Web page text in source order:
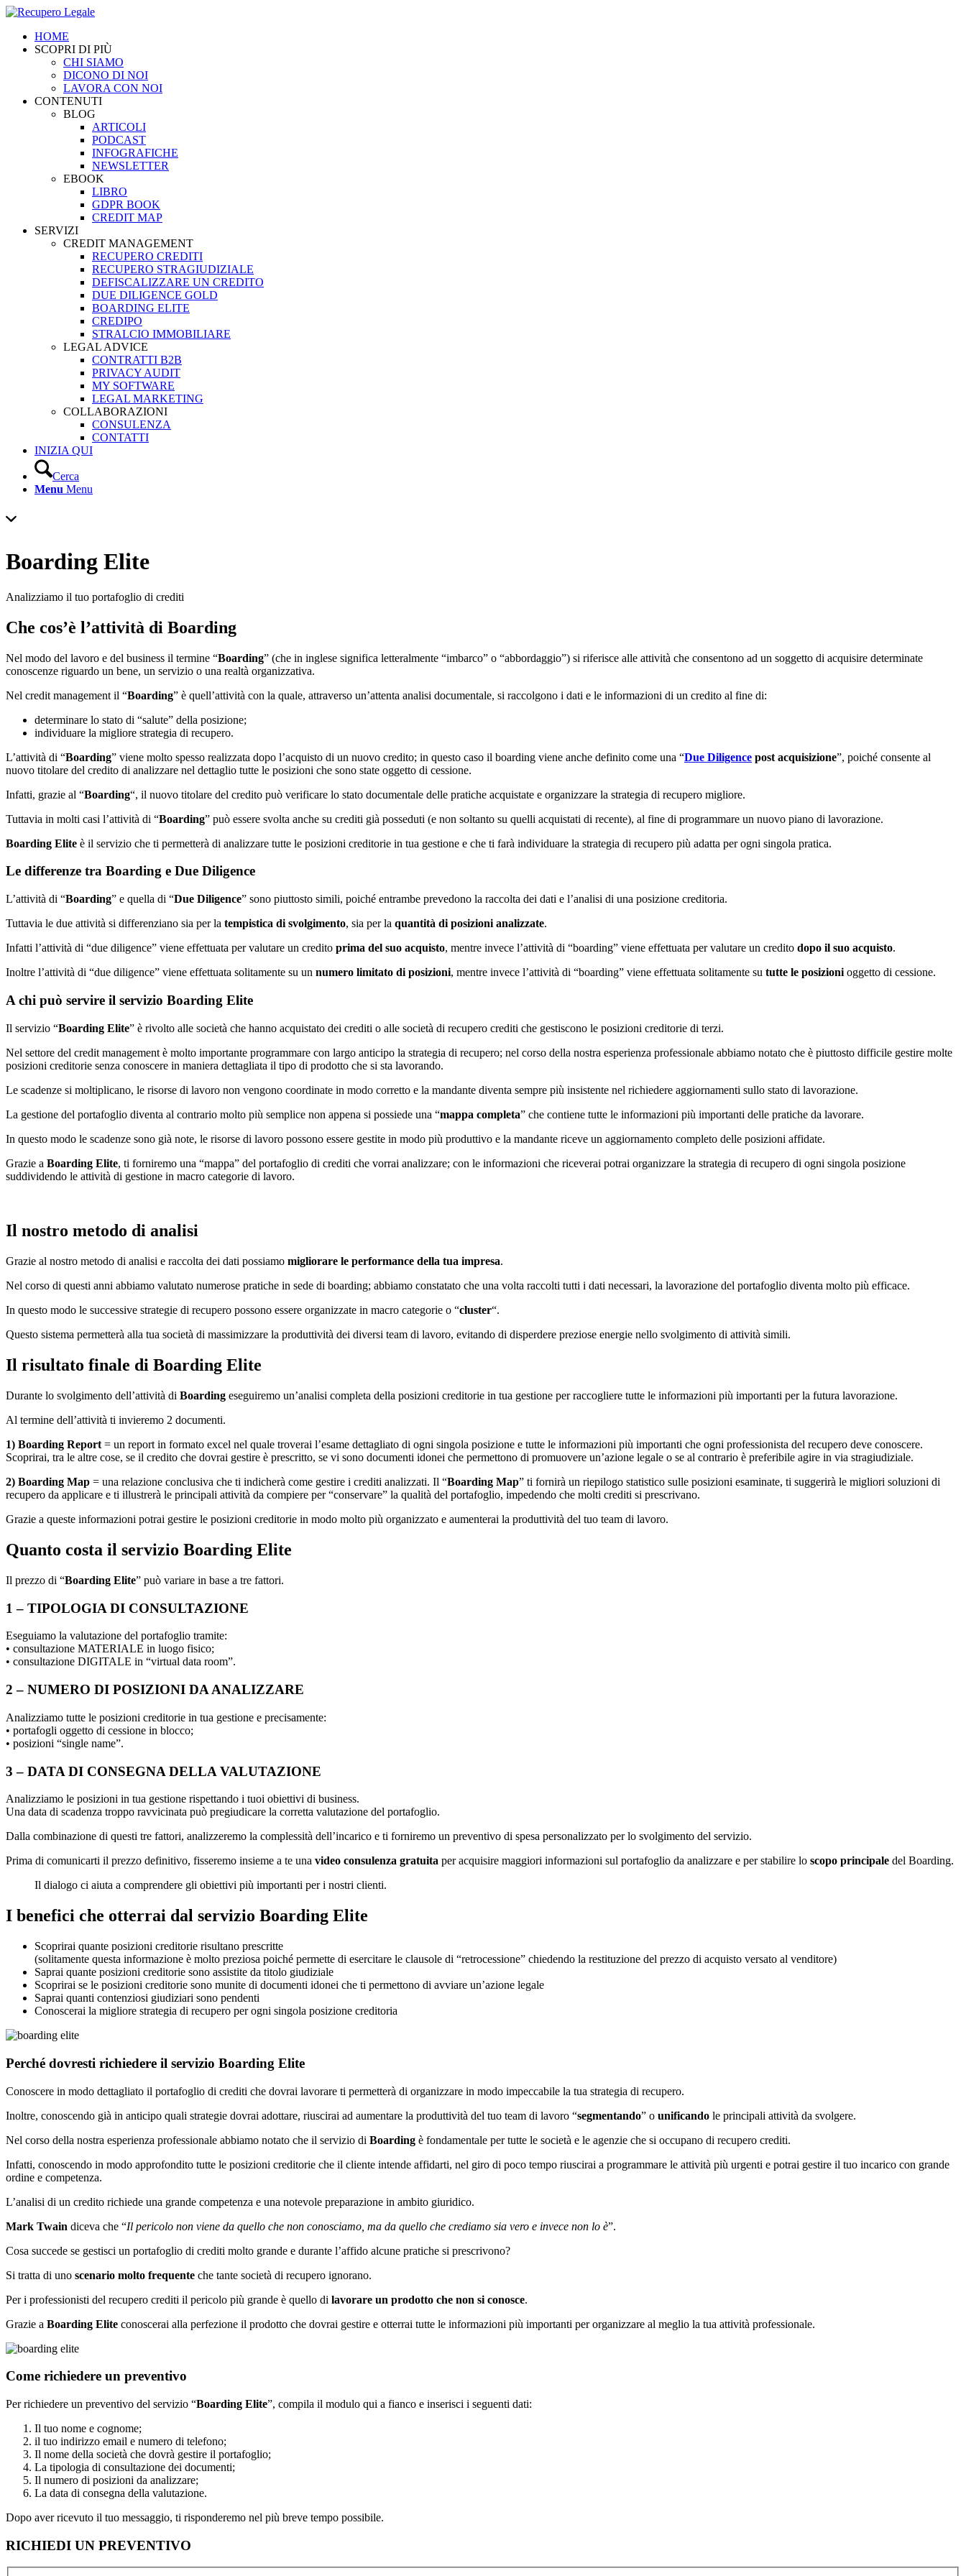
HOME
SCOPRI DI PIÙ
CHI SIAMO
DICONO DI NOI
LAVORA CON NOI
CONTENUTI
BLOG
ARTICOLI
PODCAST
INFOGRAFICHE
NEWSLETTER
EBOOK
LIBRO
GDPR BOOK
CREDIT MAP
SERVIZI
CREDIT MANAGEMENT
RECUPERO CREDITI
RECUPERO STRAGIUDIZIALE
DEFISCALIZZARE UN CREDITO
DUE DILIGENCE GOLD
BOARDING ELITE
CREDIPO
STRALCIO IMMOBILIARE
LEGAL ADVICE
CONTRATTI B2B
PRIVACY AUDIT
MY SOFTWARE
LEGAL MARKETING
COLLABORAZIONI
CONSULENZA
CONTATTI
INIZIA QUI
Cerca
Menu Menu
Boarding Elite
Analizziamo il tuo portafoglio di crediti
Che cos’è l’attività di Boarding
Nel modo del lavoro e del business il termine “Boarding” (che in inglese significa letteralmente “imbarco” o “abbordaggio”) si riferisce alle attività che consentono ad un soggetto di acquisire determinate
conoscenze riguardo un bene, un servizio o una realtà organizzativa.
Nel credit management il “Boarding” è quell’attività con la quale, attraverso un’attenta analisi documentale, si raccolgono i dati e le informazioni di un credito al fine di:
determinare lo stato di “salute” della posizione;
individuare la migliore strategia di recupero.
L’attività di “Boarding” viene molto spesso realizzata dopo l’acquisto di un nuovo credito; in questo caso il boarding viene anche definito come una “Due Diligence post acquisizione”, poiché consente al
nuovo titolare del credito di analizzare nel dettaglio tutte le posizioni che sono state oggetto di cessione.
Infatti, grazie al “Boarding“, il nuovo titolare del credito può verificare lo stato documentale delle pratiche acquistate e organizzare la strategia di recupero migliore.
Tuttavia in molti casi l’attività di “Boarding” può essere svolta anche su crediti già posseduti (e non soltanto su quelli acquistati di recente), al fine di programmare un nuovo piano di lavorazione.
Boarding Elite è il servizio che ti permetterà di analizzare tutte le posizioni creditorie in tua gestione e che ti farà individuare la strategia di recupero più adatta per ogni singola pratica.
Le differenze tra Boarding e Due Diligence
L’attività di “Boarding” e quella di “Due Diligence” sono piuttosto simili, poiché entrambe prevedono la raccolta dei dati e l’analisi di una posizione creditoria.
Tuttavia le due attività si differenziano sia per la tempistica di svolgimento, sia per la quantità di posizioni analizzate.
Infatti l’attività di “due diligence” viene effettuata per valutare un credito prima del suo acquisto, mentre invece l’attività di “boarding” viene effettuata per valutare un credito dopo il suo acquisto.
Inoltre l’attività di “due diligence” viene effettuata solitamente su un numero limitato di posizioni, mentre invece l’attività di “boarding” viene effettuata solitamente su tutte le posizioni oggetto di cessione.
A chi può servire il servizio Boarding Elite
Il servizio “Boarding Elite” è rivolto alle società che hanno acquistato dei crediti o alle società di recupero crediti che gestiscono le posizioni creditorie di terzi.
Nel settore del credit management è molto importante programmare con largo anticipo la strategia di recupero; nel corso della nostra esperienza professionale abbiamo notato che è piuttosto difficile gestire molte
posizioni creditorie senza conoscere in maniera dettagliata il tipo di prodotto che si sta lavorando.
Le scadenze si moltiplicano, le risorse di lavoro non vengono coordinate in modo corretto e la mandante diventa sempre più insistente nel richiedere aggiornamenti sullo stato di lavorazione.
La gestione del portafoglio diventa al contrario molto più semplice non appena si possiede una “mappa completa” che contiene tutte le informazioni più importanti delle pratiche da lavorare.
In questo modo le scadenze sono già note, le risorse di lavoro possono essere gestite in modo più produttivo e la mandante riceve un aggiornamento completo delle posizioni affidate.
Grazie a Boarding Elite, ti forniremo una “mappa” del portafoglio di crediti che vorrai analizzare; con le informazioni che riceverai potrai organizzare la strategia di recupero di ogni singola posizione
suddividendo le attività di gestione in macro categorie di lavoro.
Il nostro metodo di analisi
Grazie al nostro metodo di analisi e raccolta dei dati possiamo migliorare le performance della tua impresa.
Nel corso di questi anni abbiamo valutato numerose pratiche in sede di boarding; abbiamo constatato che una volta raccolti tutti i dati necessari, la lavorazione del portafoglio diventa molto più efficace.
In questo modo le successive strategie di recupero possono essere organizzate in macro categorie o “cluster“.
Questo sistema permetterà alla tua società di massimizzare la produttività dei diversi team di lavoro, evitando di disperdere preziose energie nello svolgimento di attività simili.
Il risultato finale di Boarding Elite
Durante lo svolgimento dell’attività di Boarding eseguiremo un’analisi completa della posizioni creditorie in tua gestione per raccogliere tutte le informazioni più importanti per la futura lavorazione.
Al termine dell’attività ti invieremo 2 documenti.
1) Boarding Report = un report in formato excel nel quale troverai l’esame dettagliato di ogni singola posizione e tutte le informazioni più importanti che ogni professionista del recupero deve conoscere.
Scoprirai, tra le altre cose, se il credito che dovrai gestire è prescritto, se vi sono documenti idonei che permettono di promuovere un’azione legale o se al contrario è preferibile agire in via stragiudiziale.
2) Boarding Map = una relazione conclusiva che ti indicherà come gestire i crediti analizzati. Il “Boarding Map” ti fornirà un riepilogo statistico sulle posizioni esaminate, ti suggerirà le migliori soluzioni di
recupero da applicare e ti illustrerà le principali attività da compiere per “conservare” la qualità del portafoglio, impedendo che molti crediti si prescrivano.
Grazie a queste informazioni potrai gestire le posizioni creditorie in modo molto più organizzato e aumenterai la produttività del tuo team di lavoro.
Quanto costa il servizio Boarding Elite
Il prezzo di “Boarding Elite” può variare in base a tre fattori.
1 – TIPOLOGIA DI CONSULTAZIONE
Eseguiamo la valutazione del portafoglio tramite:
• consultazione MATERIALE in luogo fisico;
• consultazione DIGITALE in “virtual data room”.
2 – NUMERO DI POSIZIONI DA ANALIZZARE
Analizziamo tutte le posizioni creditorie in tua gestione e precisamente:
• portafogli oggetto di cessione in blocco;
• posizioni “single name”.
3 – DATA DI CONSEGNA DELLA VALUTAZIONE
Analizziamo le posizioni in tua gestione rispettando i tuoi obiettivi di business.
Una data di scadenza troppo ravvicinata può pregiudicare la corretta valutazione del portafoglio.
Dalla combinazione di questi tre fattori, analizzeremo la complessità dell’incarico e ti forniremo un preventivo di spesa personalizzato per lo svolgimento del servizio.
Prima di comunicarti il prezzo definitivo, fisseremo insieme a te una video consulenza gratuita per acquisire maggiori informazioni sul portafoglio da analizzare e per stabilire lo scopo principale del Boarding.
Il dialogo ci aiuta a comprendere gli obiettivi più importanti per i nostri clienti.
I benefici che otterrai dal servizio Boarding Elite
Scoprirai quante posizioni creditorie risultano prescritte
(solitamente questa informazione è molto preziosa poiché permette di esercitare le clausole di “retrocessione” chiedendo la restituzione del prezzo di acquisto versato al venditore)
Saprai quante posizioni creditorie sono assistite da titolo giudiziale
Scoprirai se le posizioni creditorie sono munite di documenti idonei che ti permettono di avviare un’azione legale
Saprai quanti contenziosi giudiziari sono pendenti
Conoscerai la migliore strategia di recupero per ogni singola posizione creditoria
Perché dovresti richiedere il servizio Boarding Elite
Conoscere in modo dettagliato il portafoglio di crediti che dovrai lavorare ti permetterà di organizzare in modo impeccabile la tua strategia di recupero.
Inoltre, conoscendo già in anticipo quali strategie dovrai adottare, riuscirai ad aumentare la produttività del tuo team di lavoro “segmentando” o unificando le principali attività da svolgere.
Nel corso della nostra esperienza professionale abbiamo notato che il servizio di Boarding è fondamentale per tutte le società e le agenzie che si occupano di recupero crediti.
Infatti, conoscendo in modo approfondito tutte le posizioni creditorie che il cliente intende affidarti, nel giro di poco tempo riuscirai a programmare le attività più urgenti e potrai gestire il tuo incarico con grande
ordine e competenza.
L’analisi di un credito richiede una grande competenza e una notevole preparazione in ambito giuridico.
Mark Twain diceva che “Il pericolo non viene da quello che non conosciamo, ma da quello che crediamo sia vero e invece non lo è”.
Cosa succede se gestisci un portafoglio di crediti molto grande e durante l’affido alcune pratiche si prescrivono?
Si tratta di uno scenario molto frequente che tante società di recupero ignorano.
Per i professionisti del recupero crediti il pericolo più grande è quello di lavorare un prodotto che non si conosce.
Grazie a Boarding Elite conoscerai alla perfezione il prodotto che dovrai gestire e otterrai tutte le informazioni più importanti per organizzare al meglio la tua attività professionale.
Come richiedere un preventivo
Per richiedere un preventivo del servizio “Boarding Elite”, compila il modulo qui a fianco e inserisci i seguenti dati:
Il tuo nome e cognome;
il tuo indirizzo email e numero di telefono;
Il nome della società che dovrà gestire il portafoglio;
La tipologia di consultazione dei documenti;
Il numero di posizioni da analizzare;
La data di consegna della valutazione.
Dopo aver ricevuto il tuo messaggio, ti risponderemo nel più breve tempo possibile.
RICHIEDI UN PREVENTIVO